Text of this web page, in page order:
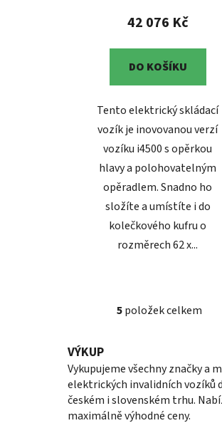
42 076 Kč
DO KOŠÍKU
Tento elektrický skládací
vozík je inovovanou verzí
vozíku i4500 s opěrkou
hlavy a polohovatelným
opěradlem. Snadno ho
složíte a umístíte i do
kolečkového kufru o
rozměrech 62 x...
O
á
d
a
c
5položek celkem
VÝKUP
Vykupujeme všechny značky a
elektrických invalidních vozíků
českém i slovenském trhu.
maximálně výhodné ceny.